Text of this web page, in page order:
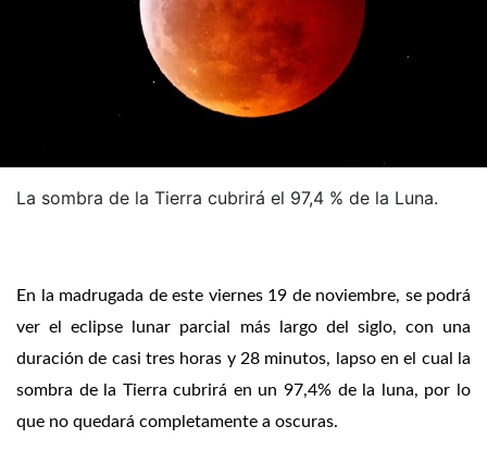
La sombra de la Tierra cubrirá el 97,4 % de la Luna.
En la madrugada de este viernes 19 de noviembre, se podrá
ver el eclipse lunar parcial más largo del siglo, con una
duración de casi tres horas y 28 minutos, lapso en el cual la
sombra de la Tierra cubrirá en un 97,4% de la luna, por lo
que no quedará completamente a oscuras.